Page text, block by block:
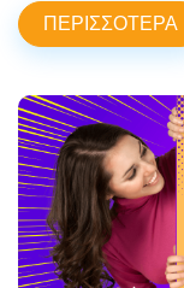
ΠΕΡΙΣΣΟΤΕΡΑ